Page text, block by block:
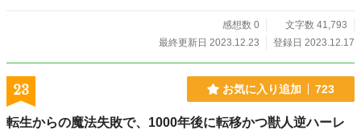
の命が危ぶまれる可能性を示唆し、 とある選択を持ち掛けて
していく中、 雪はただ、しんしんと降りゆく――。 表紙絵は
荒川図像さんよりお借りしました。(-人-) https://x.com/Arkw_i
詫び申し上げます。m(_ _)m ※この話はフィクションです。
感想数 0
文字数 41,793
最終更新日 2023.12.23
登録日 2023.12.17
23 お気に入り追加 723
転生からの魔法失敗で、1000年後に転移かつ獣人逆ハーレ